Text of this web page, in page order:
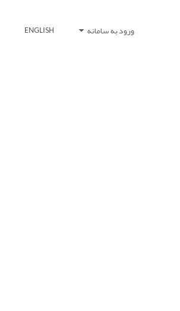
ورود به سامانه ENGLISH